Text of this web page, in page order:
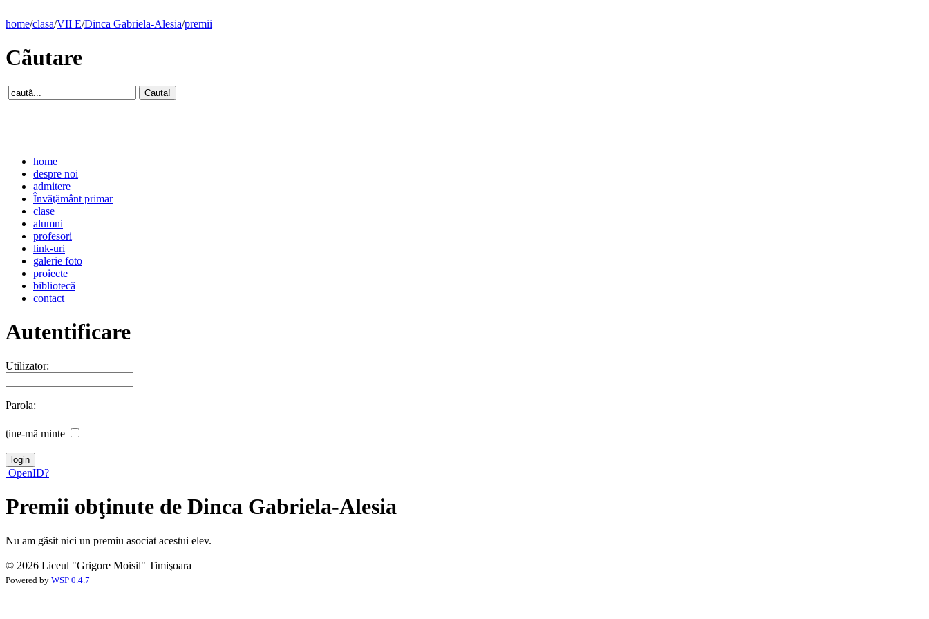
home/clasa/VII E/Dinca Gabriela-Alesia/premii
Cãutare
home
despre noi
admitere
Învăţământ primar
clase
alumni
profesori
link-uri
galerie foto
proiecte
bibliotecă
contact
Autentificare
Utilizator:
Parola:
ţine-mã minte
OpenID?
Premii obţinute de Dinca Gabriela-Alesia
Nu am gãsit nici un premiu asociat acestui elev.
© 2026 Liceul "Grigore Moisil" Timişoara
Powered by WSP 0.4.7